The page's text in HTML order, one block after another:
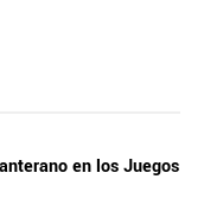
en los Juegos